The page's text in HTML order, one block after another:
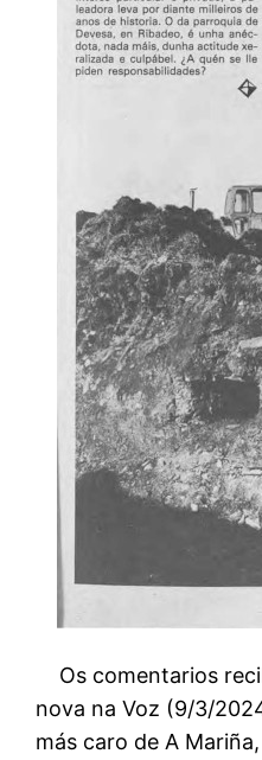
Os comentarios
nova na Voz (9/3/
más caro de A